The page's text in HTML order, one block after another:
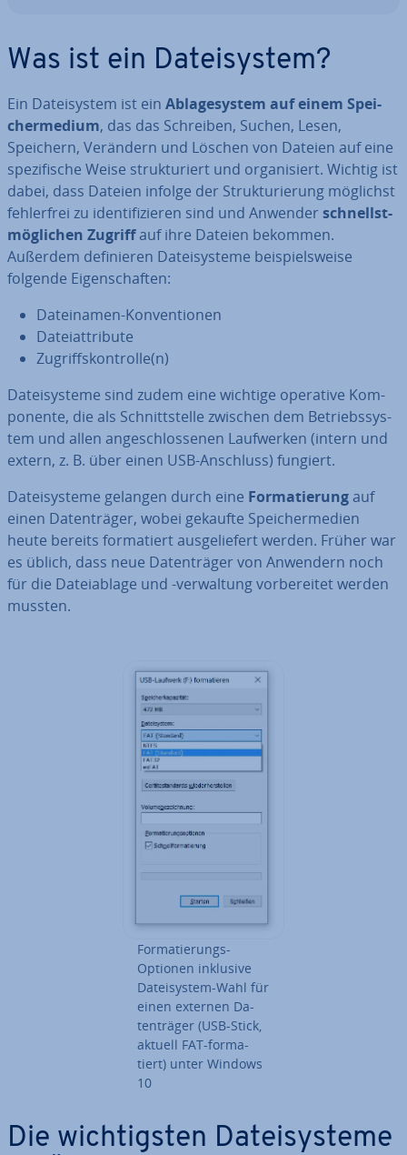
Was ist ein Da­tei­sys­tem?
Ein Da­tei­sys­tem ist ein Ab­la­ge­sys­tem auf einem Spei­
cher­me­di­um, das das Schreiben, Suchen, Lesen,
Speichern, Verändern und Löschen von Dateien auf eine
spe­zi­fi­sche Weise struk­tu­riert und or­ga­ni­siert. Wichtig ist
dabei, dass Dateien infolge der Struk­tu­rie­rung möglichst
feh­ler­frei zu iden­ti­fi­zie­ren sind und Anwender schnellst­
mög­li­chen Zugriffauf ihre Dateien bekommen.
Außerdem de­fi­nie­ren Da­tei­sys­te­me bei­spiels­wei­se
folgende Ei­gen­schaf­ten:
Da­tei­na­men-Kon­ven­tio­nen
Da­tei­at­tri­bu­te
Zu­griffs­kon­trol­le(n)
Da­tei­sys­te­me sind zudem eine wichtige operative Kom­
po­nen­te, die als Schnitt­stel­le zwischen dem Be­triebs­sys­
tem und allen an­ge­schlos­se­nen Lauf­wer­ken (intern und
extern, z. B. über einen USB-Anschluss) fungiert.
Da­tei­sys­te­me gelangen durch eine For­ma­tie­rungauf
einen Da­ten­trä­ger, wobei gekaufte Spei­cher­me­di­en
heute bereits for­ma­tiert aus­ge­lie­fert werden. Früher war
es üblich, dass neue Da­ten­trä­ger von Anwendern noch
für die Da­tei­ab­la­ge und -ver­wal­tung vor­be­rei­tet werden
mussten.
For­ma­tie­rungs-
Optionen inklusive
Da­tei­sys­tem-Wahl für
einen externen Da­
ten­trä­ger (USB-Stick,
aktuell FAT-for­ma­
tiert) unter Windows
10
Die wich­tigs­ten Da­tei­sys­te­me